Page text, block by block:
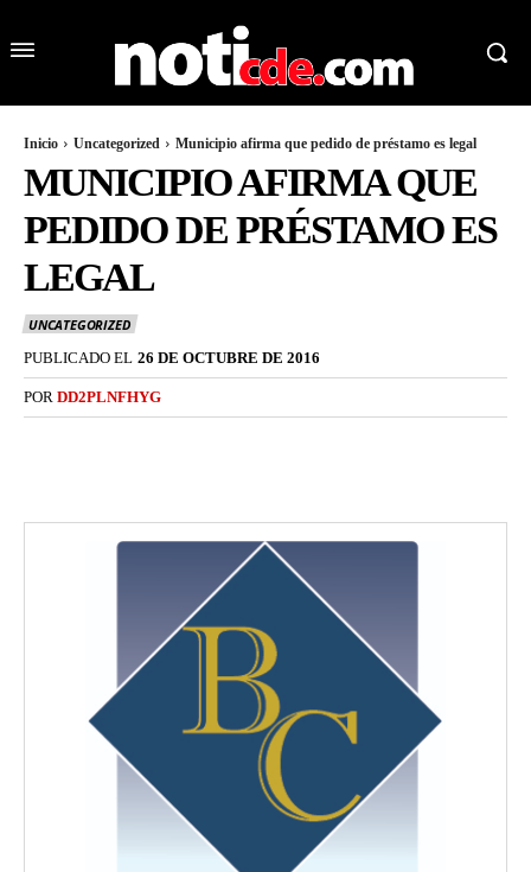
Inicio Uncategorized Municipio afirma que pedido de préstamo es legal
MUNICIPIO AFIRMA QUE
PEDIDO DE PRÉSTAMO ES
LEGAL
UNCATEGORIZED
PUBLICADO EL 26 DE OCTUBRE DE 2016
POR DD2PLNFHYG